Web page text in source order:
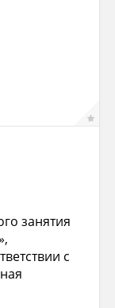
занятия
с